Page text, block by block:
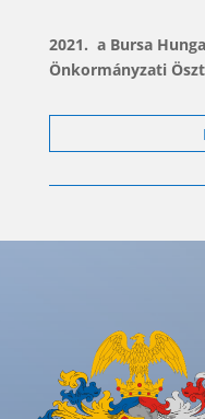
2021. a Bursa
Önkormányzati